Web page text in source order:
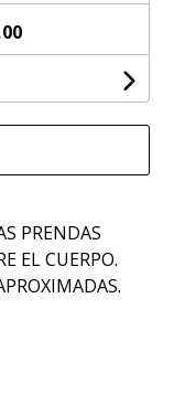
PRENDAS
EL CUERPO.